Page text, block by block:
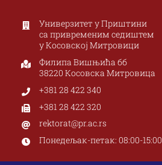
Универзитет у Приштини
са привременим седиштем
у Косовској Митровици
Филипа Вишњића бб
38220 Косовска Митровица
+381 28 422 340
+381 28 422 320
rektorat@pr.ac.rs
Понедељак-петак: 08:00-15:00